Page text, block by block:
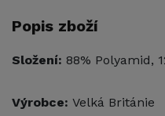
Popis zboží
Složení: 88% Polyamid,
Výrobce: Velká Británie